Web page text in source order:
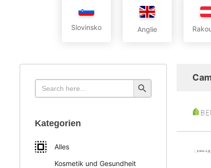
Slovinsko Anglie
Search
for:
Search Button
Kategorien
Alles
Kosmetik und Gesundheit